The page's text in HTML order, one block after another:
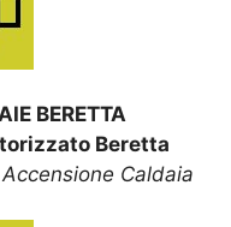
BERETTA
Beretta
Caldaia